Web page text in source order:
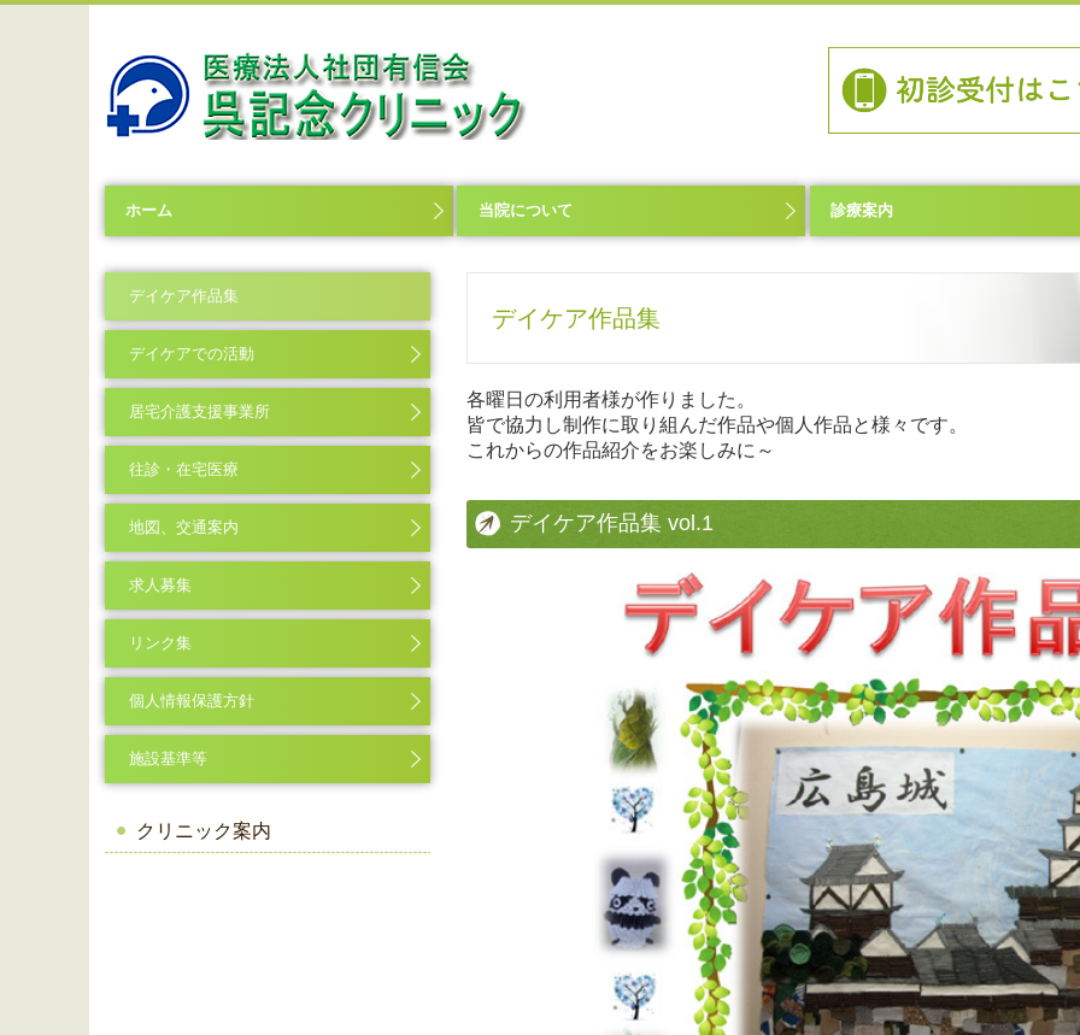
ホーム 当院について 診療案内
デイケア作品集
デイケアでの活動
居宅介護支援事業所
往診・在宅医療
地図、交通案内
求人募集
リンク集
個人情報保護方針
施設基準等
クリニック案内
デイケア作品集
各曜日の利用者様が作りました。
皆で協力し制作に取り組んだ作品や個人作品と様々です。
これからの作品紹介をお楽しみに～
デイケア作品集 vol.1